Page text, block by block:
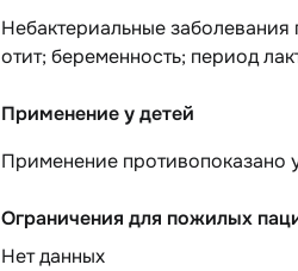
Небактериальные заболевания
отит; беременность; период
Применение у детей
Применение противопоказано
Ограничения для пожилых
Нет данных